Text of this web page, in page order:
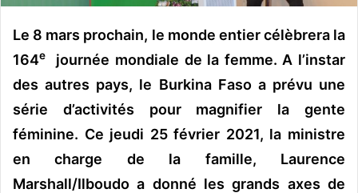
i
e
Le 8 mars prochain, le monde entier célèbrera la
164e
journée mondiale de la femme. A l’instar
des autres pays, le Burkina Faso a prévu une
série d’activités pour magnifier la gente
féminine. Ce jeudi 25 février 2021, la ministre
en charge de la famille, Laurence
Marshall/Ilboudo a donné les grands axes de